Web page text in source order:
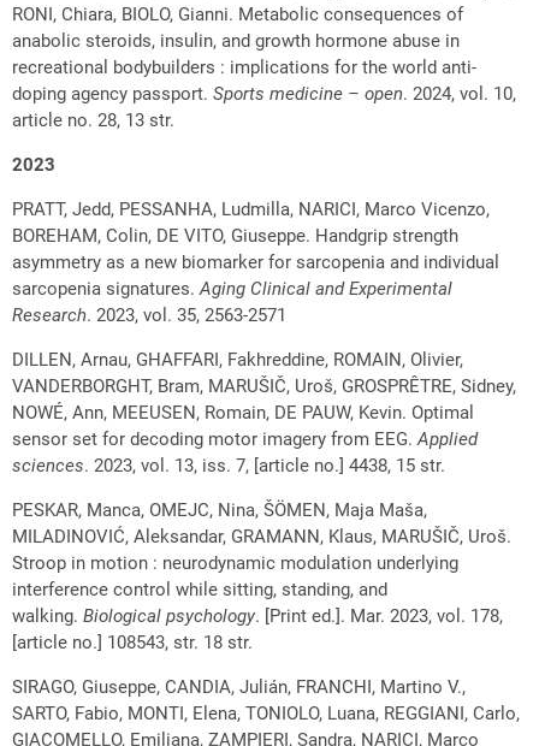
RONI, Chiara, BIOLO, Gianni. Metabolic consequences of
anabolic steroids, insulin, and growth hormone abuse in
recreational bodybuilders : implications for the world anti-
doping agency passport. Sports medicine – open. 2024, vol. 10,
article no. 28, 13 str.
2023
PRATT, Jedd, PESSANHA, Ludmilla, NARICI, Marco Vicenzo,
BOREHAM, Colin, DE VITO, Giuseppe. Handgrip strength
asymmetry as a new biomarker for sarcopenia and individual
sarcopenia signatures.Aging Clinical and Experimental
Research. 2023, vol. 35, 2563-2571
DILLEN, Arnau, GHAFFARI, Fakhreddine, ROMAIN, Olivier,
VANDERBORGHT, Bram, MARUŠIČ, Uroš, GROSPRÊTRE, Sidney,
NOWÉ, Ann, MEEUSEN, Romain, DE PAUW, Kevin. Optimal
sensor set for decoding motor imagery from EEG.Applied
sciences. 2023, vol. 13, iss. 7, [article no.] 4438, 15 str.
PESKAR, Manca, OMEJC, Nina, ŠÖMEN, Maja Maša,
MILADINOVIĆ, Aleksandar, GRAMANN, Klaus, MARUŠIČ, Uroš.
Stroop in motion : neurodynamic modulation underlying
interference control while sitting, standing, and
walking. Biological psychology. [Print ed.]. Mar. 2023, vol. 178,
[article no.] 108543, str. 18 str.
SIRAGO, Giuseppe, CANDIA, Julián, FRANCHI, Martino V.,
SARTO, Fabio, MONTI, Elena, TONIOLO, Luana, REGGIANI, Carlo,
GIACOMELLO, Emiliana, ZAMPIERI, Sandra, NARICI, Marco